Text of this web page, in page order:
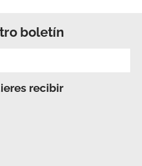
boletín
recibir